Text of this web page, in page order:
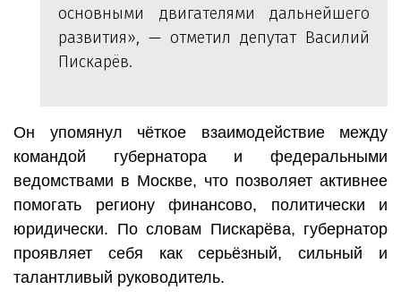
основными двигателями дальнейшего
развития», — отметил депутат Василий
Пискарёв.
Он упомянул чёткое взаимодействие между
командой губернатора и федеральными
ведомствами в Москве, что позволяет активнее
помогать региону финансово, политически и
юридически. По словам Пискарёва, губернатор
проявляет себя как серьёзный, сильный и
талантливый руководитель.